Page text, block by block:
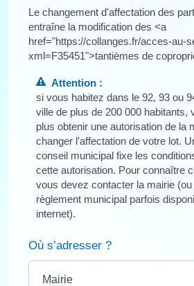
Le changement d'affectation des
entraîne la modification des <a
href="https://collanges.fr/acces-au-
xml=F35451">tantièmes de
Attention :
si vous habitez dans le 92, 93 ou
ville de plus de 200 000 habitants,
plus obtenir une autorisation de la
changer l'affectation de votre lot.
conseil municipal fixe les
cette autorisation. Pour connaître
vous devez contacter la mairie
règlement municipal parfois
internet).
Où s’adresser ?
Mairie